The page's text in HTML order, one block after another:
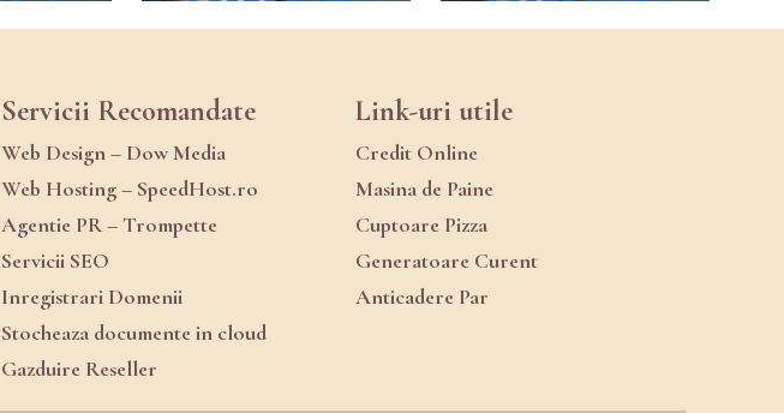
Servicii Recomandate
Web Design – Dow Media
Web Hosting – SpeedHost.ro
Agentie PR – Trompette
Servicii SEO
Inregistrari Domenii
Stocheaza documente in cloud
Gazduire Reseller
Link-uri utile
Credit Online
Masina de Paine
Cuptoare Pizza
Generatoare Curent
Anticadere Par